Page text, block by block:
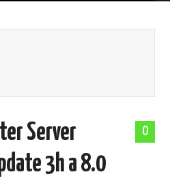
0
Server
3h a 8.0